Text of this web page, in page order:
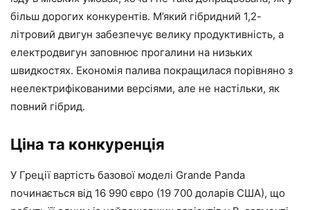
більш дорогих конкурентів. М’який гібридний 1,2-
літровий двигун забезпечує велику продуктивність, а
електродвигун заповнює прогалини на низьких
швидкостях. Економія палива покращилася порівняно з
неелектрифікованими версіями, але не настільки, як
повний гібрид.
Ціна та конкуренція
У Греції вартість базової моделі Grande Panda
починається від 16 990 євро (19 700 доларів США), що